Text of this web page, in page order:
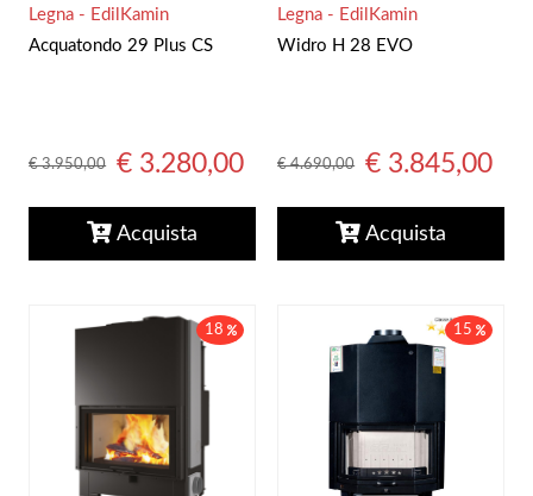
Acquatondo 29 Plus CS
Legna - EdilKamin
€ 3.950,00 € 3.280,00
Acquista
Widro H 28 EVO
Legna - EdilKamin
€ 4.690,00 € 3.845,00
Acquista
18 15